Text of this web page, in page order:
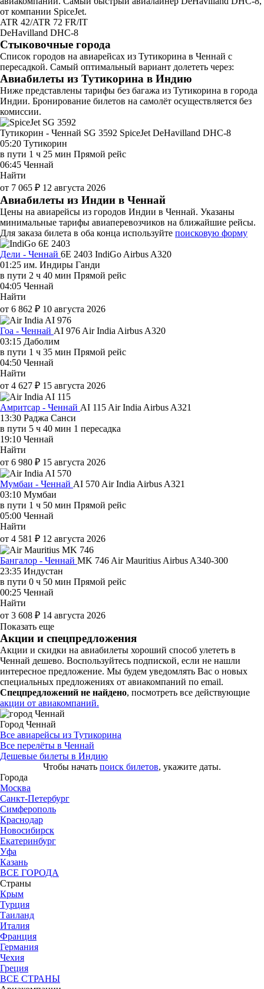
от компании SpiceJet.
ATR 42/ATR 72 FR/IT
DeHavilland DHC-8
Стыковочные города
Список городов на авиарейсах из Тутикорина в Ченнай с
пересадкой. Самый оптимальный вариант долететь через:
Авиабилеты из Тутикорина в Индию
Ниже представлены тарифы без багажа из Тутикорина в города
Индии. Бронирование билетов на самолёт осуществляется без
комиссии.
Тутикорин - Ченнай SG 3592 SpiceJet DeHavilland DHC-8
05:20 Тутикорин
в пути 1 ч 25 мин Прямой рейс
06:45 Ченнай
Найти
от 7 065 ₽ 12 августа 2026
Авиабилеты из Индии в Ченнай
Цены на авиарейсы из городов Индии в Ченнай. Указаны
минимальные тарифы авиаперевозчиков на ближайшие рейсы.
Для заказа билета в оба конца используйте поисковую форму
Дели - Ченнай 6E 2403 IndiGo Airbus A320
01:25 им. Индиры Ганди
в пути 2 ч 40 мин Прямой рейс
04:05 Ченнай
Найти
от 6 862 ₽ 10 августа 2026
Гоа - Ченнай AI 976 Air India Airbus A320
03:15 Даболим
в пути 1 ч 35 мин Прямой рейс
04:50 Ченнай
Найти
от 4 627 ₽ 15 августа 2026
Амритсар - Ченнай AI 115 Air India Airbus A321
13:30 Раджа Санси
в пути 5 ч 40 мин 1 пересадка
19:10 Ченнай
Найти
от 6 980 ₽ 15 августа 2026
Мумбаи - Ченнай AI 570 Air India Airbus A321
03:10 Мумбаи
в пути 1 ч 50 мин Прямой рейс
05:00 Ченнай
Найти
от 4 581 ₽ 12 августа 2026
Бангалор - Ченнай MK 746 Air Mauritius Airbus A340-300
23:35 Индустан
в пути 0 ч 50 мин Прямой рейс
00:25 Ченнай
Найти
от 3 608 ₽ 14 августа 2026
Показать еще
Акции и спецпредложения
Акции и скидки на авиабилеты хороший способ улететь в
Ченнай дешево. Воспользуйтесь подпиской, если не нашли
интересное предложение. Мы будем уведомлять Вас о новых
специальных предложениях от авиакомпаний по email.
Спецпредложений не найдено, посмотреть все действующие
акции от авиакомпаний.
Город Ченнай
Все авиарейсы из Тутикорина
Все перелёты в Ченнай
Дешевые билеты в Индию
Чтобы начать поиск билетов, укажите даты.
Города
Москва
Санкт-Петербург
Симферополь
Краснодар
Новосибирск
Екатеринбург
Уфа
Казань
ВСЕ ГОРОДА
Страны
Крым
Турция
Таиланд
Италия
Франция
Германия
Чехия
Греция
ВСЕ СТРАНЫ